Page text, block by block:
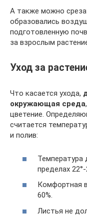
А также можно
образовались
подготовленную
за взрослым
Уход за
Что касается ухода,
окружающая среда
цветение.
считается
и полив:
пределах
Комфортная
60%.
Листья не